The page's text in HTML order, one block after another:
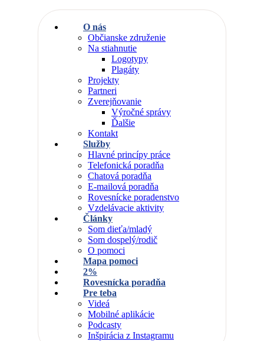
O nás
Občianske združenie
Na stiahnutie
Logotypy
Plagáty
Projekty
Partneri
Zverejňovanie
Výročné správy
Ďalšie
Kontakt
Služby
Hlavné princípy práce
Telefonická poradňa
Chatová poradňa
E-mailová poradňa
Rovesnícke poradenstvo
Vzdelávacie aktivity
Články
Som dieťa/mladý
Som dospelý/rodič
O pomoci
Mapa pomoci
2%
Rovesnícka poradňa
Pre teba
Videá
Mobilné aplikácie
Podcasty
Inšpirácia z Instagramu